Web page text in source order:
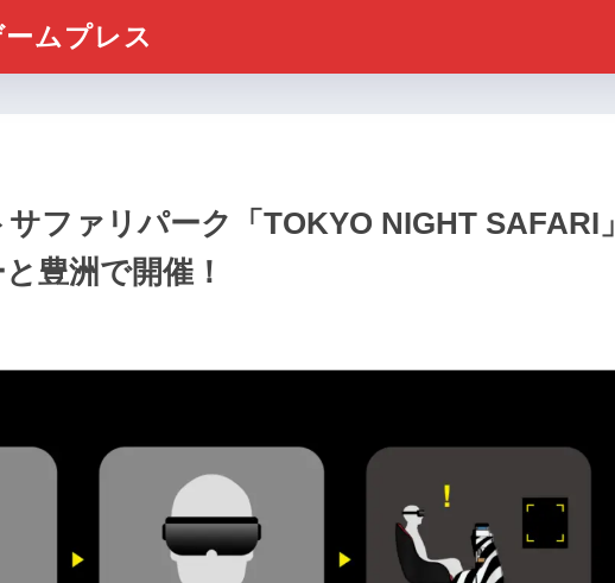
ムプレス
ファリパーク「TOKYO NIGHT SAFARI」
豊洲で開催！